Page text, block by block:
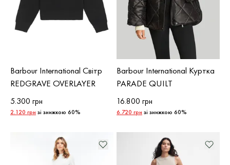
Barbour International Світр
REDGRAVE OVERLAYER
5.300 грн
2.120 грн зі знижкою 60%
Barbour International Куртка
PARADE QUILT
16.800 грн
6.720 грн зі знижкою 60%